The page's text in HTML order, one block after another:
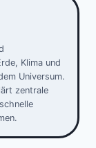
Klima und
Universum.
zentrale